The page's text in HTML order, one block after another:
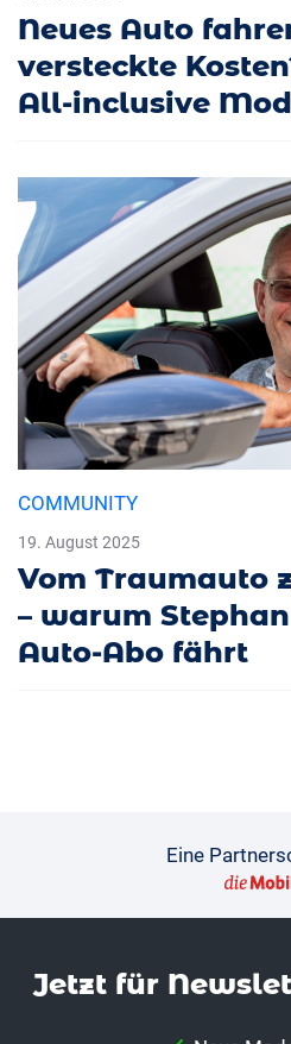
Neues Auto
versteckte
All-inclusive
COMMUNITY
19. August 2025
Vom Traumauto
– warum
Auto-Abo fährt
Eine
Jetzt für